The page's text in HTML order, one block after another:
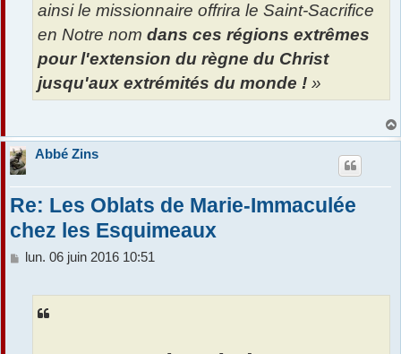
ainsi le missionnaire offrira le Saint-Sacrifice
en Notre nom dans ces régions extrêmes
pour l'extension du règne du Christ
jusqu'aux extrémités du monde ! »
Abbé Zins
Re: Les Oblats de Marie-Immaculée
chez les Esquimeaux
M
lun. 06 juin 2016 10:51